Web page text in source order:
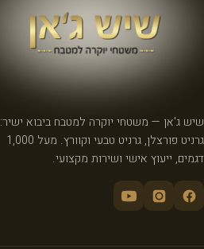
שיש ג'אן — משטחי יוקרה למטבח ביבוא ישיר:
גרניט פורצלן, גרניט טבעי וקוורץ. מעל 1,000
דגמים, ייעוץ אישי ושירות מקצועי.